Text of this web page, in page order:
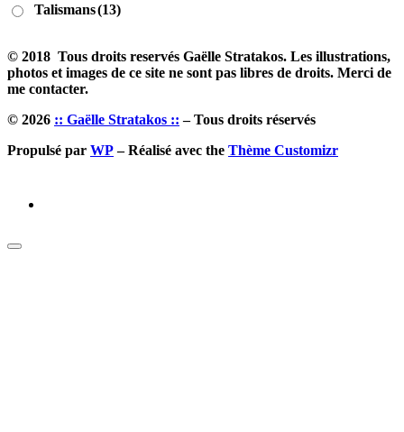
Talismans(13)
© 2018 Tous droits reservés Gaëlle Stratakos. Les illustrations,
photos et images de ce site ne sont pas libres de droits. Merci de
me contacter.
© 2026 :: Gaëlle Stratakos :: – Tous droits réservés
Propulsé par WP– Réalisé avec the Thème Customizr